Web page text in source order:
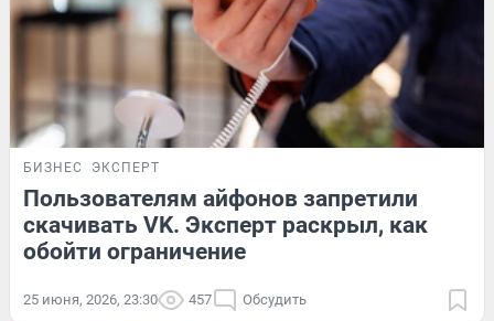
БИЗНЕС ЭКСПЕРТ
Пользователям айфонов запретили
скачивать VK. Эксперт раскрыл, как
обойти ограничение
25 июня, 2026, 23:30 457 Обсудить